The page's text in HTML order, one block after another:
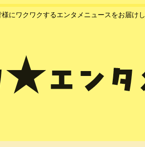
様にワクワクするエンタメニュースをお届けし